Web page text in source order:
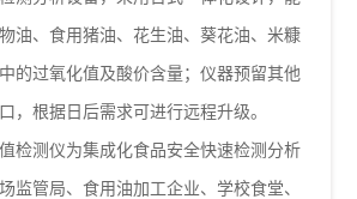
油、食用猪油、花生油、葵花油、米糠
的过氧化值及酸价含量；仪器预留其他
，根据日后需求可进行远程升级。
测仪为集成化食品安全快速检测分析
监管局、食用油加工企业、学校食堂、